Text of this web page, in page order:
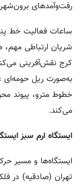
رفت‌وآمدهای
شریان ارتباطی
کرج نقش‌آفرینی
به‌صورت ریل حومه‌ای
خطوط مترو، پیوند
می‌کند.
ایستگاه ارم سبز
ایستگاه‌ها و مسیر
تهران (صادقیه) در